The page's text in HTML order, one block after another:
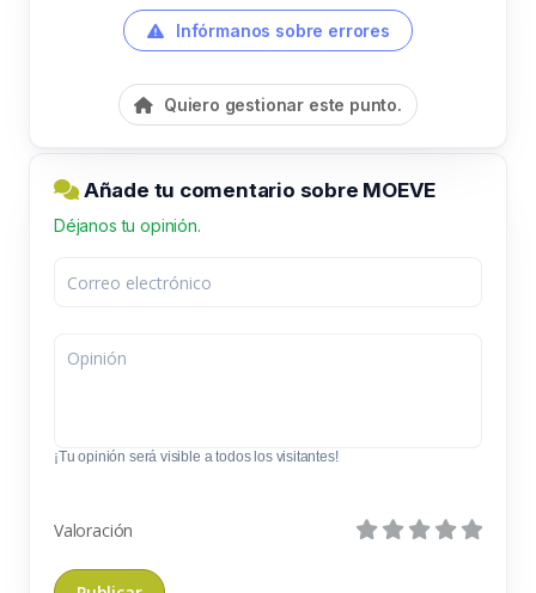
Infórmanos sobre errores
Quiero gestionar este punto.
Añade tu comentario sobre MOEVE
Déjanos tu opinión.
¡Tu opinión será visible a todos los visitantes!
Valoración